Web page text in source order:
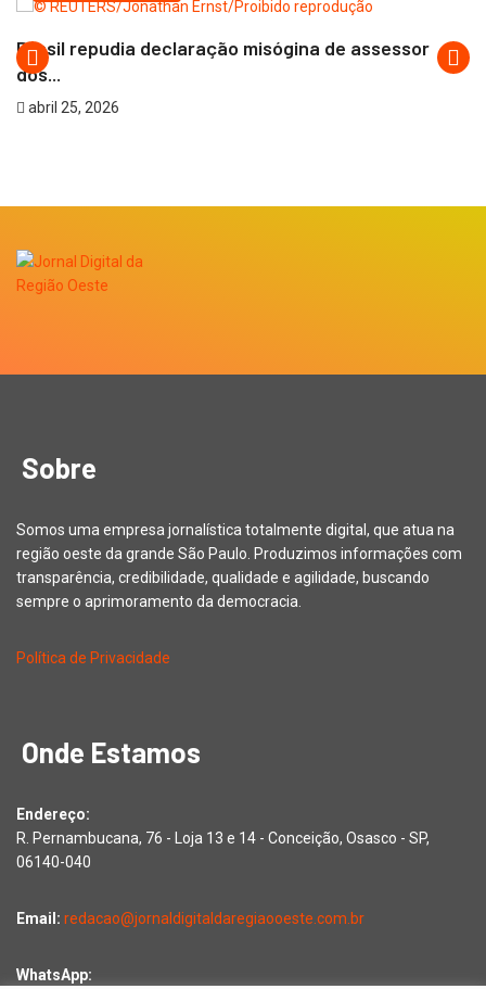
Brasil repudia declaração misógina de assessor
dos...
abril 25, 2026
Sobre
Somos uma empresa jornalística totalmente digital, que atua na
região oeste da grande São Paulo. Produzimos informações com
transparência, credibilidade, qualidade e agilidade, buscando
sempre o aprimoramento da democracia.
Política de Privacidade
Onde Estamos
Endereço:
R. Pernambucana, 76 - Loja 13 e 14 - Conceição, Osasco - SP,
06140-040
Email: redacao@jornaldigitaldaregiaooeste.com.br
WhatsApp: